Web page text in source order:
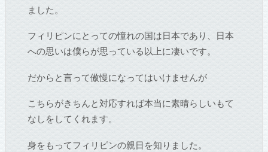
ました。
フィリピンにとっての憧れの国は日本であり、日本
への思いは僕らが思っている以上に凄いです。
だからと言って傲慢になってはいけませんが
こちらがきちんと対応すれば本当に素晴らしいもて
なしをしてくれます。
身をもってフィリピンの親日を知りました。